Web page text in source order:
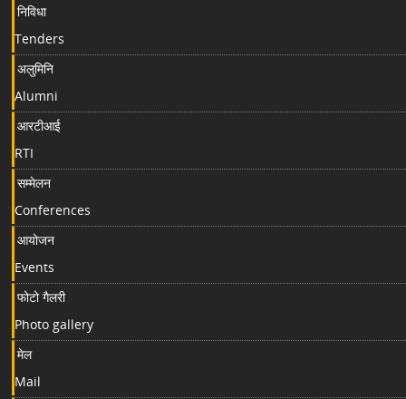
निविधा
Tenders
अलुमिनि
Alumni
आरटीआई
RTI
सम्मेलन
Conferences
आयोजन
Events
फोटो गैलरी
Photo gallery
मेल
Mail